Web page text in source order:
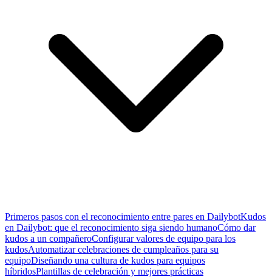
Primeros pasos con el reconocimiento entre pares en DailybotKudos
en Dailybot: que el reconocimiento siga siendo humanoCómo dar
kudos a un compañeroConfigurar valores de equipo para los
kudosAutomatizar celebraciones de cumpleaños para su
equipoDiseñando una cultura de kudos para equipos
híbridosPlantillas de celebración y mejores prácticas